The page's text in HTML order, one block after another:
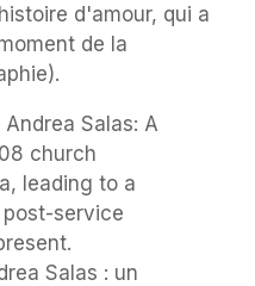
d'amour, qui a
de la
Salas : un